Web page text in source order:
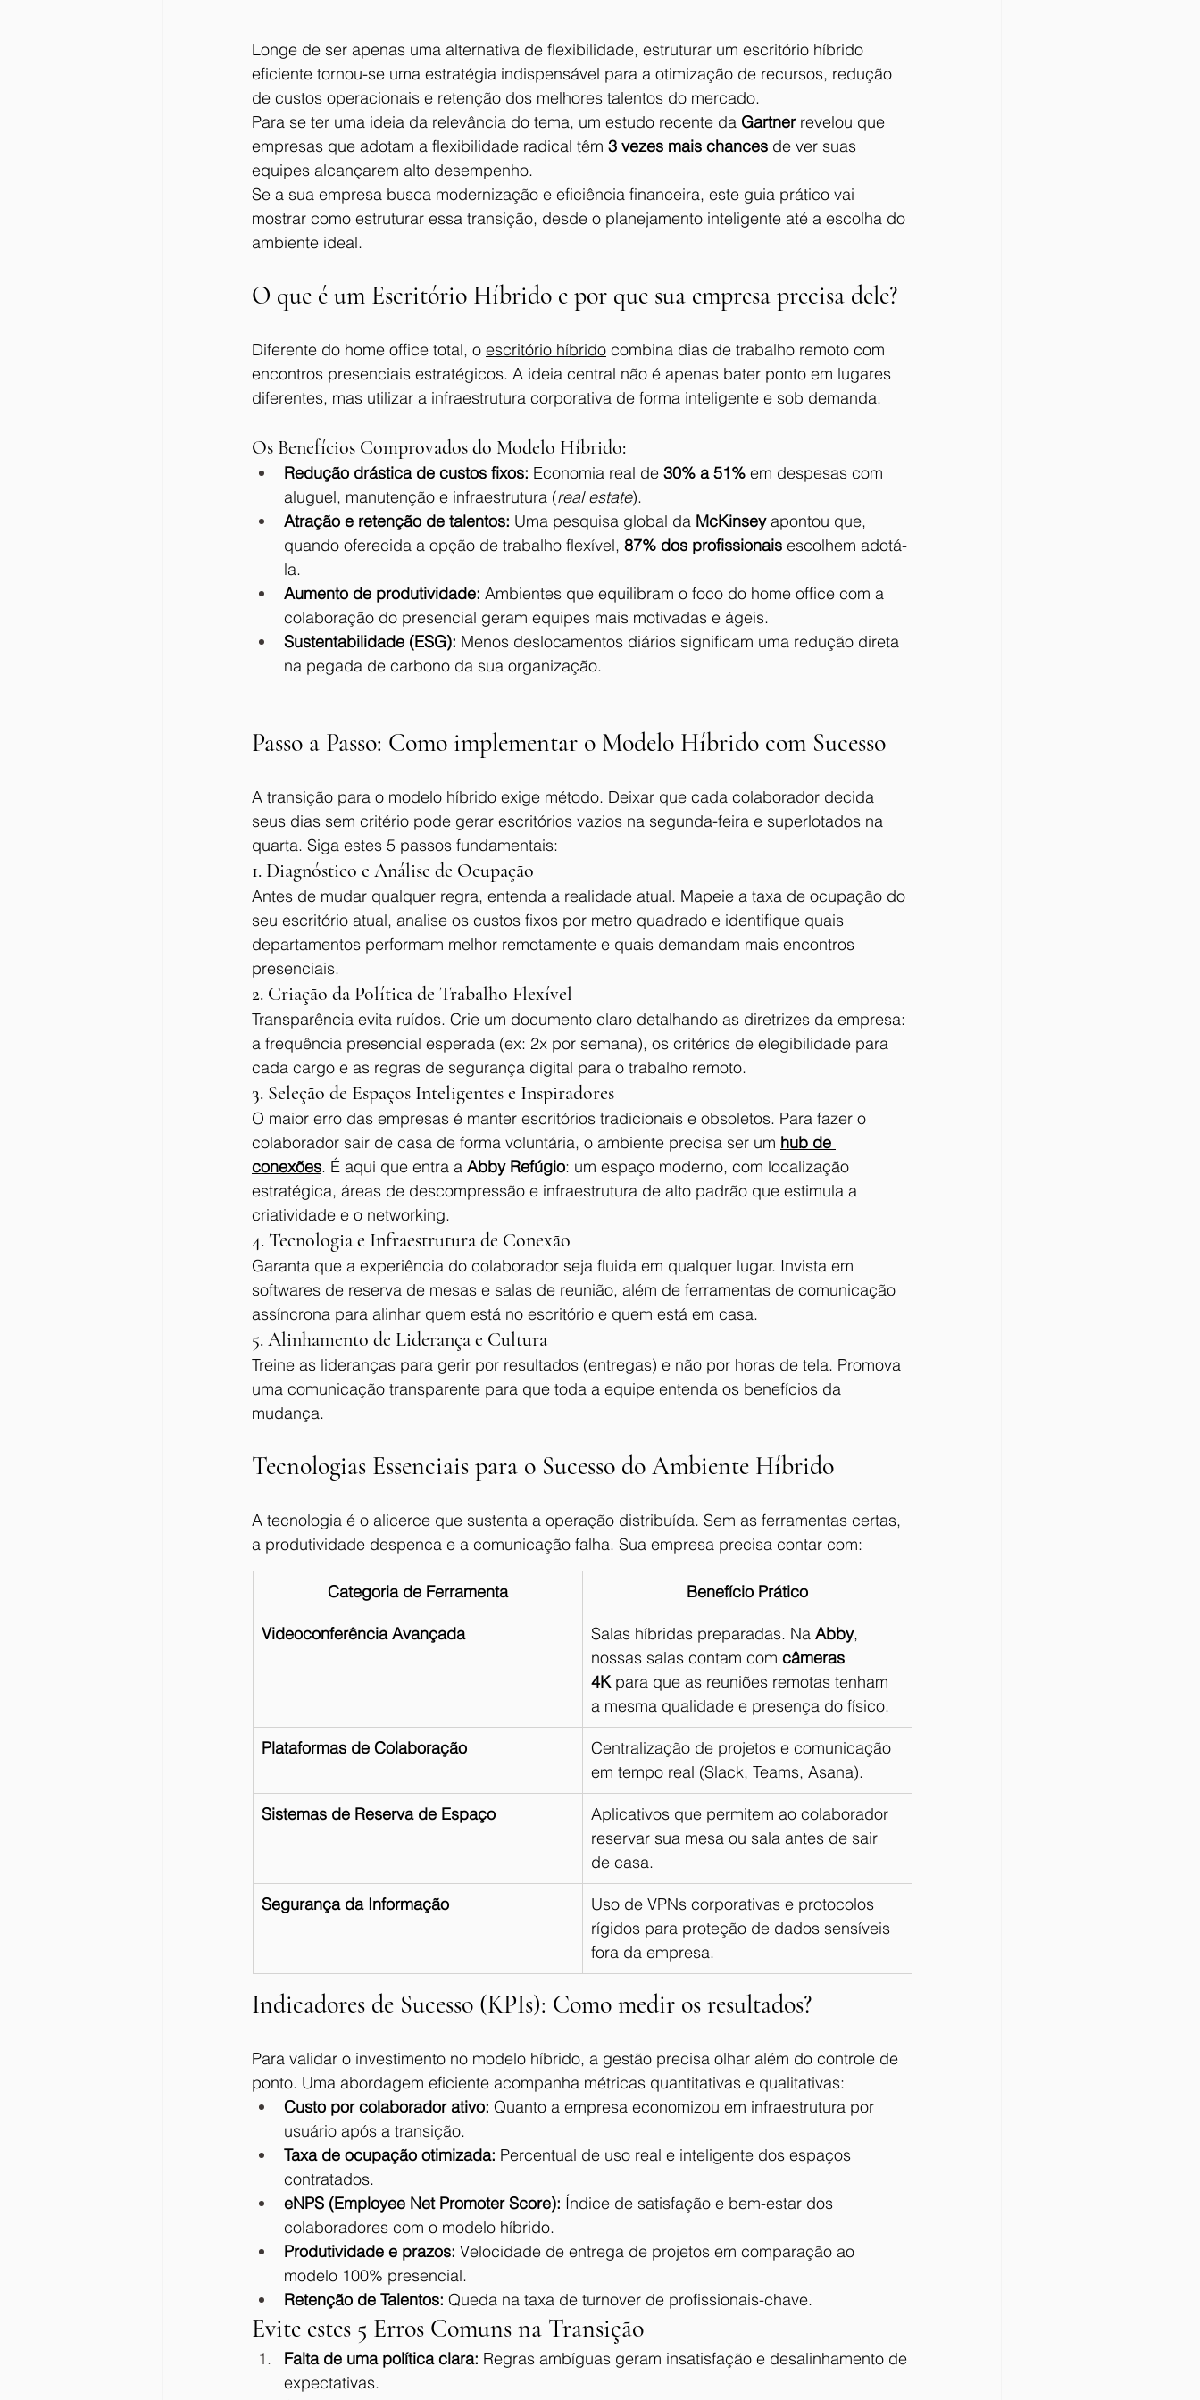
Longe de ser apenas uma alternativa de flexibilidade, estruturar um escritório híbrido
eficiente tornou-se uma estratégia indispensável para a otimização de recursos, redução
de custos operacionais e retenção dos melhores talentos do mercado.
Para se ter uma ideia da relevância do tema, um estudo recente da Gartner revelou que
empresas que adotam a flexibilidade radical têm 3 vezes mais chances de ver suas
equipes alcançarem alto desempenho.
Se a sua empresa busca modernização e eficiência financeira, este guia prático vai
mostrar como estruturar essa transição, desde o planejamento inteligente até a escolha do
ambiente ideal.
O que é um Escritório Híbrido e por que sua empresa precisa dele?
Diferente do home office total, o escritório híbrido combina dias de trabalho remoto com
encontros presenciais estratégicos. A ideia central não é apenas bater ponto em lugares
diferentes, mas utilizar a infraestrutura corporativa de forma inteligente e sob demanda.
Os Benefícios Comprovados do Modelo Híbrido:
Redução drástica de custos fixos: Economia real de 30% a 51% em despesas com
aluguel, manutenção e infraestrutura (real estate).
Atração e retenção de talentos: Uma pesquisa global da McKinsey apontou que,
quando oferecida a opção de trabalho flexível, 87% dos profissionais escolhem adotá-
la.
Aumento de produtividade: Ambientes que equilibram o foco do home office com a
colaboração do presencial geram equipes mais motivadas e ágeis.
Sustentabilidade (ESG): Menos deslocamentos diários significam uma redução direta
na pegada de carbono da sua organização.
Passo a Passo: Como implementar o Modelo Híbrido com Sucesso
A transição para o modelo híbrido exige método. Deixar que cada colaborador decida
seus dias sem critério pode gerar escritórios vazios na segunda-feira e superlotados na
quarta. Siga estes 5 passos fundamentais:
1. Diagnóstico e Análise de Ocupação
Antes de mudar qualquer regra, entenda a realidade atual. Mapeie a taxa de ocupação do
seu escritório atual, analise os custos fixos por metro quadrado e identifique quais
departamentos performam melhor remotamente e quais demandam mais encontros
presenciais.
2. Criação da Política de Trabalho Flexível
Transparência evita ruídos. Crie um documento claro detalhando as diretrizes da empresa:
a frequência presencial esperada (ex: 2x por semana), os critérios de elegibilidade para
cada cargo e as regras de segurança digital para o trabalho remoto.
3. Seleção de Espaços Inteligentes e Inspiradores
O maior erro das empresas é manter escritórios tradicionais e obsoletos. Para fazer o
colaborador sair de casa de forma voluntária, o ambiente precisa ser um hub de
conexões. É aqui que entra a Abby Refúgio: um espaço moderno, com localização
estratégica, áreas de descompressão e infraestrutura de alto padrão que estimula a
criatividade e o networking.
4. Tecnologia e Infraestrutura de Conexão
Garanta que a experiência do colaborador seja fluida em qualquer lugar. Invista em
softwares de reserva de mesas e salas de reunião, além de ferramentas de comunicação
assíncrona para alinhar quem está no escritório e quem está em casa.
5. Alinhamento de Liderança e Cultura
Treine as lideranças para gerir por resultados (entregas) e não por horas de tela. Promova
uma comunicação transparente para que toda a equipe entenda os benefícios da
mudança.
Tecnologias Essenciais para o Sucesso do Ambiente Híbrido
A tecnologia é o alicerce que sustenta a operação distribuída. Sem as ferramentas certas,
a produtividade despenca e a comunicação falha. Sua empresa precisa contar com:
Categoria de Ferramenta Benefício Prático
Videoconferência Avançada Salas híbridas preparadas. Na Abby,
nossas salas contam com câmeras
4K para que as reuniões remotas tenham
a mesma qualidade e presença do físico.
Plataformas de Colaboração
Centralização de projetos e comunicação
em tempo real (Slack, Teams, Asana).
Sistemas de Reserva de Espaço
Aplicativos que permitem ao colaborador
reservar sua mesa ou sala antes de sair
de casa.
Segurança da Informação
Uso de VPNs corporativas e protocolos
rígidos para proteção de dados sensíveis
fora da empresa.
Indicadores de Sucesso (KPIs): Como medir os resultados?
Para validar o investimento no modelo híbrido, a gestão precisa olhar além do controle de
ponto. Uma abordagem eficiente acompanha métricas quantitativas e qualitativas:
Custo por colaborador ativo: Quanto a empresa economizou em infraestrutura por
usuário após a transição.
Taxa de ocupação otimizada: Percentual de uso real e inteligente dos espaços
contratados.
eNPS (Employee Net Promoter Score): Índice de satisfação e bem-estar dos
colaboradores com o modelo híbrido.
Produtividade e prazos: Velocidade de entrega de projetos em comparação ao
modelo 100% presencial.
Retenção de Talentos: Queda na taxa de turnover de profissionais-chave.
Evite estes 5 Erros Comuns na Transição
Falta de uma política clara: Regras ambíguas geram insatisfação e desalinhamento de
expectativas.